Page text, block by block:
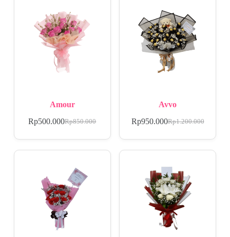
Amour
Rp850.000
Rp500.000
Avvo
Rp1.200.000
Rp950.000